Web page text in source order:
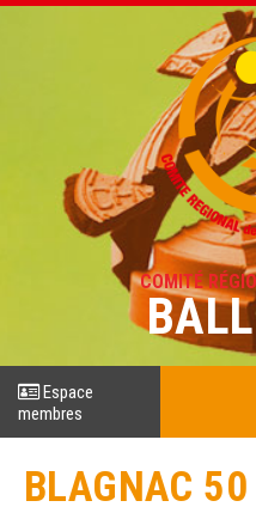
COMITÉ
Espace
membres
BLAGNAC